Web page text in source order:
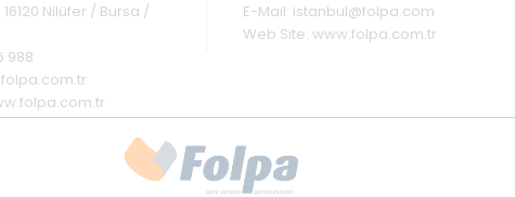
Nilüfer / Bursa /
988
E-Mail: istanbul@folpa.com
Web Site: www.folpa.com.tr